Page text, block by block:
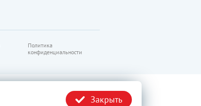
Политика
конфиденциальности
Закрыть